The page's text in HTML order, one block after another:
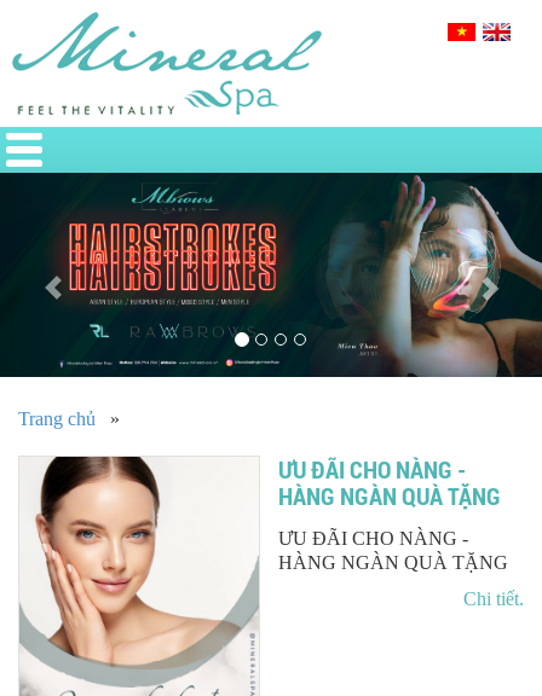
Trang chủ »
ƯU ĐÃI CHO NÀNG -
HÀNG NGÀN QUÀ TẶNG
ƯU ĐÃI CHO NÀNG -
HÀNG NGÀN QUÀ TẶNG
Chi tiết.